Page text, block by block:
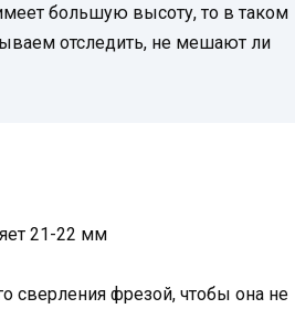
большую высоту, то в таком
отследить, не мешают ли
21-22 мм
сверления фрезой, чтобы она не